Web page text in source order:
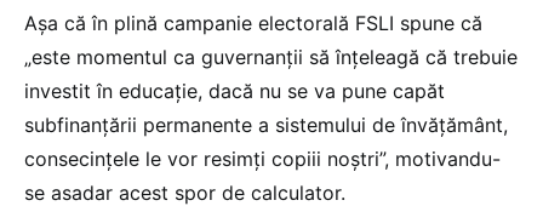
Așa că în plină campanie electorală FSLI spune că
„este momentul ca guvernanții să înțeleagă că trebuie
investit în educație, dacă nu se va pune capăt
subfinanțării permanente a sistemului de învățământ,
consecințele le vor resimți copiii noștri”, motivandu-
se asadar acest spor de calculator.